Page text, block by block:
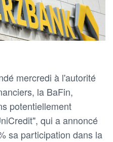
mercredi à l'autorité
la BaFin,
potentiellement
qui a annoncé
sa participation dans la